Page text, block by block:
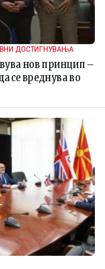
ДОСТИГНУВАЊА
нов принцип –
се вреднува во